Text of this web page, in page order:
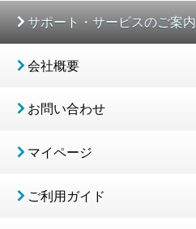
サポート・サービスのご案内
会社概要
お問い合わせ
マイページ
ご利用ガイド